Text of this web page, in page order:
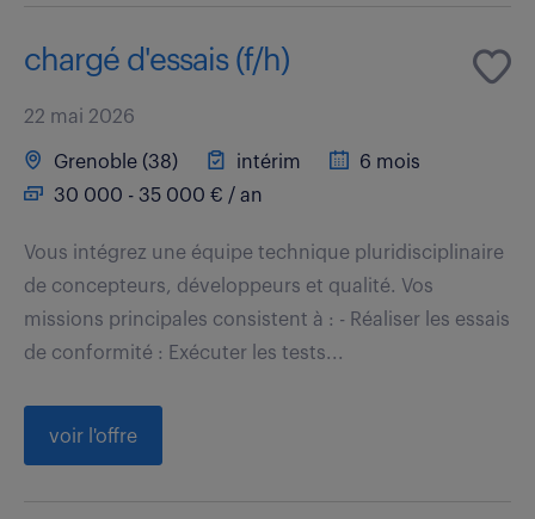
chargé d'essais (f/h)
22 mai 2026
Grenoble (38) intérim
6 mois
30 000 - 35 000 € / an
Vous intégrez une équipe technique pluridisciplinaire
de concepteurs, développeurs et qualité. Vos
missions principales consistent à : - Réaliser les essais
de conformité : Exécuter les tests...
voir l'offre